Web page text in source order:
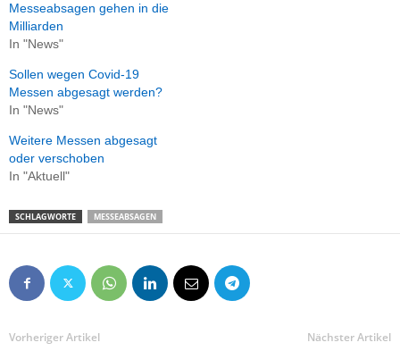
Messeabsagen gehen in die
Milliarden
In "News"
Sollen wegen Covid-19
Messen abgesagt werden?
In "News"
Weitere Messen abgesagt
oder verschoben
In "Aktuell"
SCHLAGWORTE MESSEABSAGEN
Vorheriger Artikel Nächster Artikel